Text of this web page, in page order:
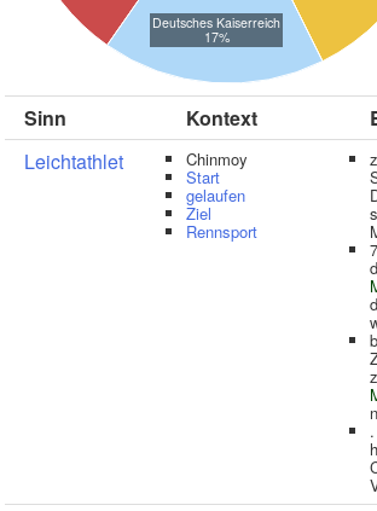
Deutsches Kaiserreich
17%
Sinn Kontext
Leichtathlet
Chinmoy
Start
gelaufen
Ziel
Rennsport